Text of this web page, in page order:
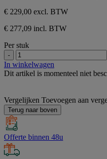
sterren.
€ 229,00 excl. BTW
€ 277,09 incl. BTW
Per stuk
-
In winkelwagen
Dit artikel is momenteel niet
Vergelijken Toevoegen aan
Terug naar boven
Offerte binnen 48u